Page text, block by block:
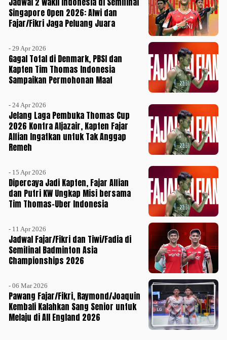
Singapore Open 2026: Alwi dan
Fajar/Fikri Jaga Peluang Juara
- 29 Apr 2026
Gagal Total di Denmark, PBSI dan
Kapten Tim Thomas Indonesia
Sampaikan Permohonan Maaf
- 24 Apr 2026
Jelang Laga Pembuka Thomas Cup
2026 Kontra Aljazair, Kapten Fajar
Alfian Ingatkan untuk Tak Anggap
Remeh
- 15 Apr 2026
Dipercaya Jadi Kapten, Fajar Alfian
dan Putri KW Ungkap Misi bersama
Tim Thomas-Uber Indonesia
- 11 Apr 2026
Jadwal Fajar/Fikri dan Tiwi/Fadia di
Semifinal Badminton Asia
Championships 2026
- 06 Mar 2026
Pawang Fajar/Fikri, Raymond/Joaquin
Kembali Kalahkan Sang Senior untuk
Melaju di All England 2026